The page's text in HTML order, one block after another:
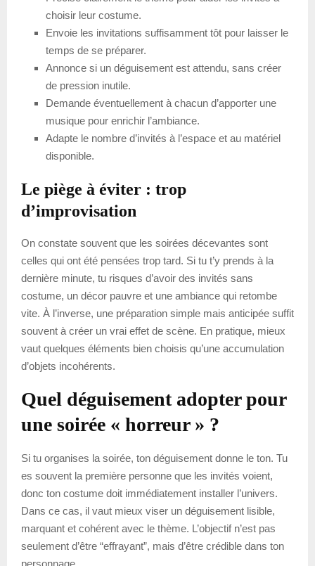
choisir leur costume.
Envoie les invitations suffisamment tôt pour laisser le
temps de se préparer.
Annonce si un déguisement est attendu, sans créer
de pression inutile.
Demande éventuellement à chacun d’apporter une
musique pour enrichir l’ambiance.
Adapte le nombre d’invités à l’espace et au matériel
disponible.
Le piège à éviter : trop
d’improvisation
On constate souvent que les soirées décevantes sont
celles qui ont été pensées trop tard. Si tu t’y prends à la
dernière minute, tu risques d’avoir des invités sans
costume, un décor pauvre et une ambiance qui retombe
vite. À l’inverse, une préparation simple mais anticipée suffit
souvent à créer un vrai effet de scène. En pratique, mieux
vaut quelques éléments bien choisis qu’une accumulation
d’objets incohérents.
Quel déguisement adopter pour
une soirée « horreur » ?
Si tu organises la soirée, ton déguisement donne le ton. Tu
es souvent la première personne que les invités voient,
donc ton costume doit immédiatement installer l’univers.
Dans ce cas, il vaut mieux viser un déguisement lisible,
marquant et cohérent avec le thème. L’objectif n’est pas
seulement d’être “effrayant”, mais d’être crédible dans ton
personnage.